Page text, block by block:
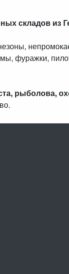
складов из
фуражки,
рыболова,